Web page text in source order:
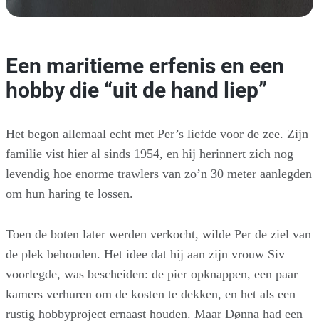
Een maritieme erfenis en een
hobby die “uit de hand liep”
Het begon allemaal echt met Per’s liefde voor de zee. Zijn
familie vist hier al sinds 1954, en hij herinnert zich nog
levendig hoe enorme trawlers van zo’n 30 meter aanlegden
om hun haring te lossen.
Toen de boten later werden verkocht, wilde Per de ziel van
de plek behouden. Het idee dat hij aan zijn vrouw Siv
voorlegde, was bescheiden: de pier opknappen, een paar
kamers verhuren om de kosten te dekken, en het als een
rustig hobbyproject ernaast houden. Maar Dønna had een